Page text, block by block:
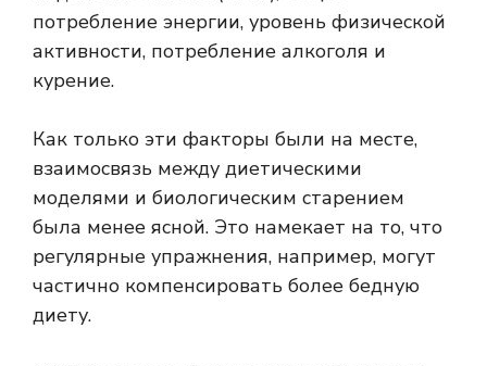
потребление энергии, уровень физической
активности, потребление алкоголя и
курение.
Как только эти факторы были на месте,
взаимосвязь между диетическими
моделями и биологическим старением
была менее ясной. Это намекает на то, что
регулярные упражнения, например, могут
частично компенсировать более бедную
диету.